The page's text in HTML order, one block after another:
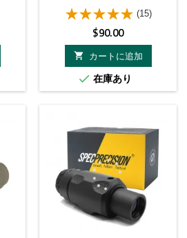
(15)
価
格
$90.00

カートに追加
 在庫あり